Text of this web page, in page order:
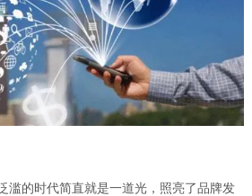
滥的时代简直就是一道光，照亮了品牌发